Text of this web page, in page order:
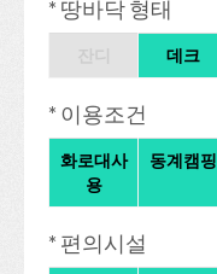
* 땅바닥 형태
데크
* 이용조건
화로대사
용
동계캠핑
* 편의시설